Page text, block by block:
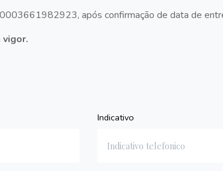
após confirmação de data de
Indicativo